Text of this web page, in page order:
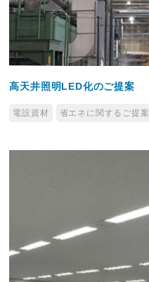
高天井照明LED化のご提案
電設資材 省エネに関するご提案